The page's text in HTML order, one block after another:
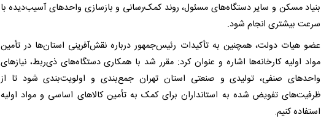
بنیاد مسکن و سایر دستگاه‌های مسئول، روند کمک‌رسانی و بازسازی واحدهای آسیب‌دیده با
سرعت بیشتری انجام شود.
عضو هیات دولت، همچنین به تأکیدات رئیس‌جمهور درباره نقش‌آفرینی استان‌ها در تأمین
مواد اولیه کارخانه‌ها اشاره و عنوان کرد: مقرر شد با همکاری دستگاه‌های ذی‌ربط، نیازهای
واحدهای صنفی، تولیدی و صنعتی استان تهران جمع‌بندی و اولویت‌بندی شود تا از
ظرفیت‌های تفویض‌ شده به استانداران برای کمک به تأمین کالاهای اساسی و مواد اولیه
استفاده کنیم.